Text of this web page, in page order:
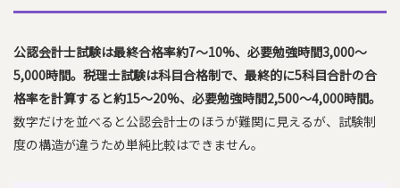
公認会計士試験は最終合格率約7〜10%、必要勉強時間3,000〜
5,000時間。税理士試験は科目合格制で、最終的に5科目合計の合
格率を計算すると約15〜20%、必要勉強時間2,500〜4,000時間。
数字だけを並べると公認会計士のほうが難関に見えるが、試験制
度の構造が違うため単純比較はできません。